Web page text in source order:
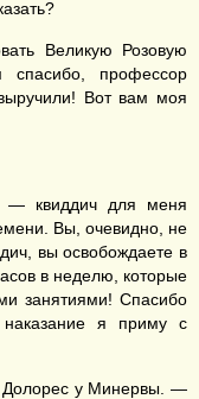
Великую Розовую
профессор
Вот вам моя
квиддич для меня
Вы, очевидно, не
вы освобождаете в
в неделю, которые
занятиями! Спасибо
я приму с
Долорес у Минервы. —